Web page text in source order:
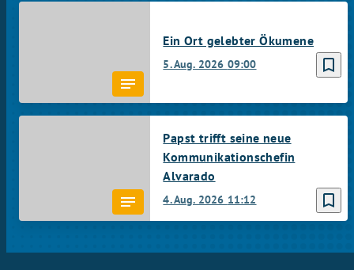
bookmark_border
5. Aug. 2026 09:00
Ein Ort gelebter Ökumene
bookmark_border
4. Aug. 2026 11:12
Papst trifft seine neue
Kommunikationschefin
Alvarado